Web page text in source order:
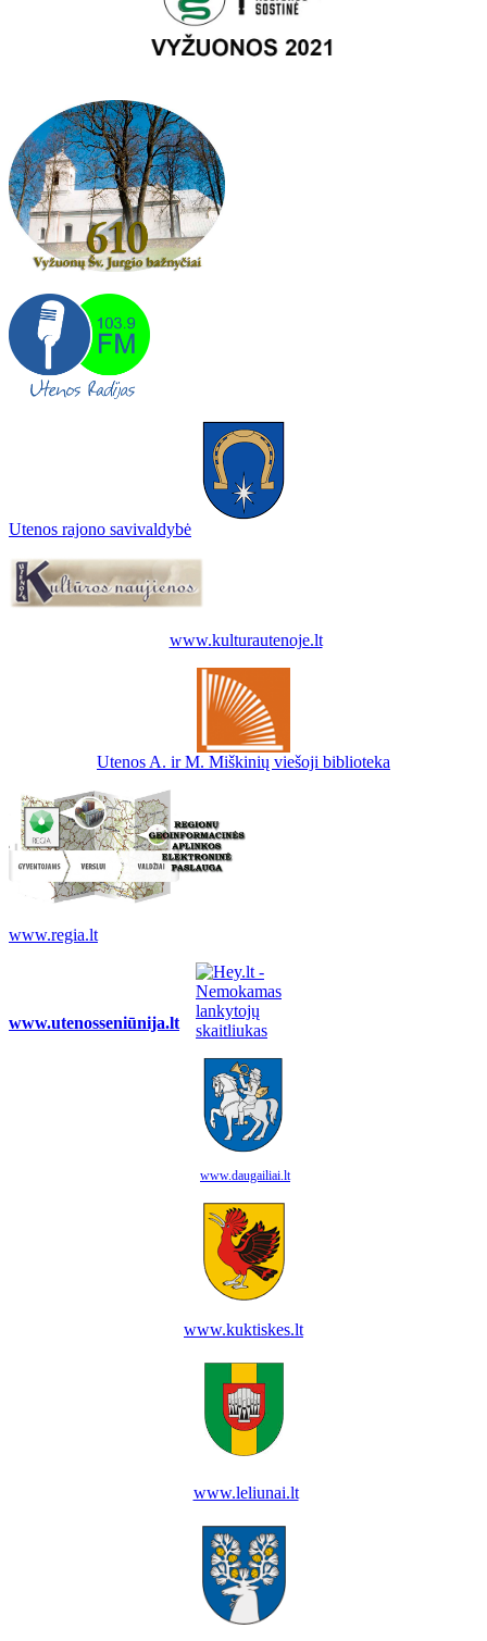
Utenos rajono savivaldybė
www.kulturautenoje.lt
Utenos A. ir M. Miškinių viešoji biblioteka
www.regia.lt
www.utenosseniūnija.lt
www.daugailiai.lt
www.kuktiskes.lt
www.leliunai.lt